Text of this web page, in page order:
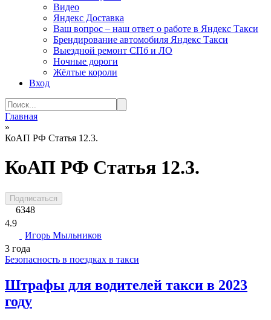
Видео
Яндекс Доставка
Ваш вопрос – наш ответ о работе в Яндекс Такси
Брендирование автомобиля Яндекс Такси
Выездной ремонт СПб и ЛО
Ночные дороги
Жёлтые короли
Вход
Search
for:
Главная
»
КоАП РФ Статья 12.3.
КоАП РФ Статья 12.3.
Подписаться
6348
4.9
Игорь Мыльников
3 года
Безопасность в поездках в такси
Штрафы для водителей такси в 2023
году